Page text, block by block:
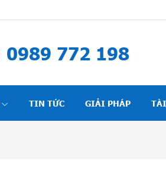
0989 772 198
TIN TỨC GIẢI PHÁP